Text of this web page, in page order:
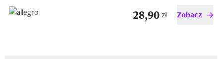
28,90zł Zobacz